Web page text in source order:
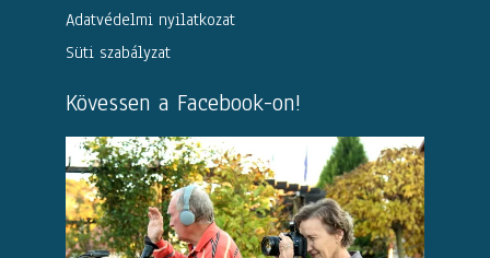
Adatvédelmi nyilatkozat
Süti szabályzat
Kövessen a Facebook-on!